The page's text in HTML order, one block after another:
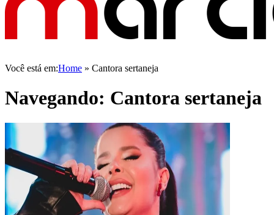
Você está em:Home » Cantora sertaneja
Navegando: Cantora sertaneja